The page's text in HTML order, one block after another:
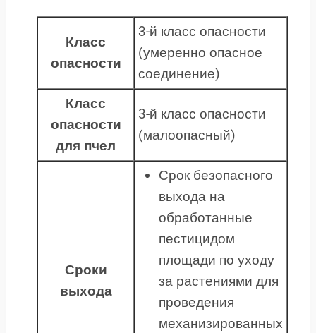
Класс
опасности
3-й класс опасности
(умеренно опасное
соединение)
Класс
опасности
для пчел
3-й класс опасности
(малоопасный)
Сроки
выхода
Срок безопасного
выхода на
обработанные
пестицидом
площади по уходу
за растениями для
проведения
механизированных